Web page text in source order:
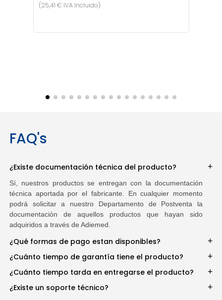
(25,41 € IVA Incluido)
FAQ's
¿Existe documentación técnica del producto?
Sí, nuestros productos se entregan con la documentación
técnica aportada por el fabricante. En cualquier momento
podrá solicitar a nuestro Departamento de Postventa la
documentación de aquellos productos que hayan sido
adquiridos a través de Adiemed.
¿Qué formas de pago estan disponibles?
¿Cuánto tiempo de garantía tiene el producto?
¿Cuánto tiempo tarda en entregarse el producto?
¿Existe un soporte técnico?